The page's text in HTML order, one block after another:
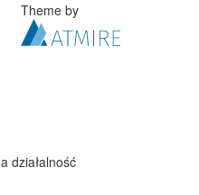
Theme by
działalność